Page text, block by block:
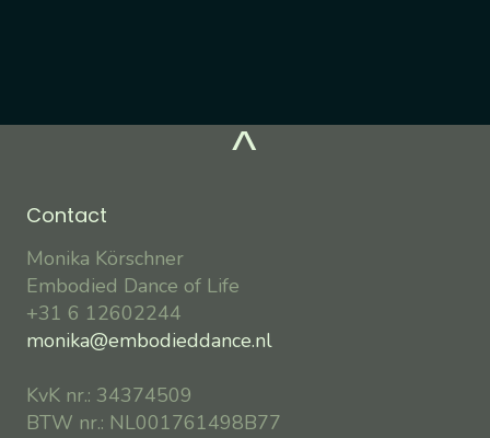
^
Contact
Monika Körschner
Embodied Dance of Life
+31 6 12602244
monika@embodieddance.nl
KvK nr.: 34374509
BTW nr.: NL001761498B77